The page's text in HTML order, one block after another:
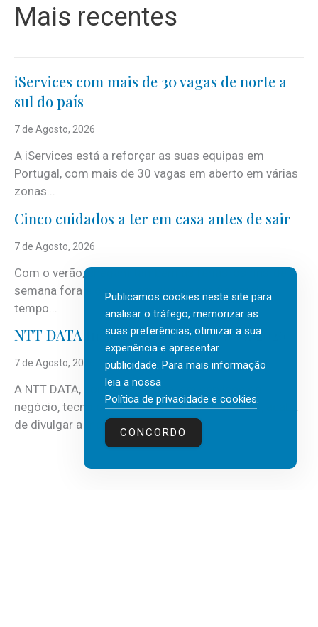
Mais recentes
iServices com mais de 30 vagas de norte a
sul do país
7 de Agosto, 2026
A iServices está a reforçar as suas equipas em
Portugal, com mais de 30 vagas em aberto em várias
zonas...
Cinco cuidados a ter em casa antes de sair
7 de Agosto, 2026
Com o verão, chegam também as férias, os fins-de-
semana fora e os dias em que a casa fica mais
tempo...
NTT DATA Insurtech Global Outlook 2026
7 de Agosto, 2026
A NTT DATA, consultora global em serviços de
negócio, tecnologia e inteligência artificial (IA), acaba
de divulgar a mais recente...
Publicamos cookies neste site para
analisar o tráfego, memorizar as
suas preferências, otimizar a sua
experiência e apresentar
publicidade. Para mais informação
leia a nossa
Política de privacidade e cookies.
CONCORDO